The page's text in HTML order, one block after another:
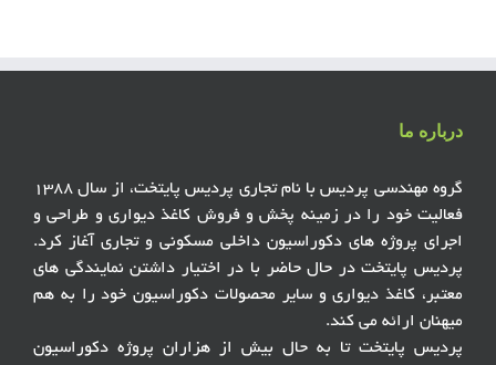
درباره ما
گروه مهندسی پردیس با نام تجاری پردیس پایتخت، از سال ۱۳۸۸
فعالیت خود را در زمینه پخش و فروش کاغذ دیواری و طراحی و
اجرای پروژه های دکوراسیون داخلی مسکونی و تجاری آغاز کرد.
پردیس پایتخت در حال حاضر با در اختیار داشتن نمایندگی های
معتبر، کاغذ دیواری و سایر محصولات دکوراسیون خود را به هم
میهنان ارائه می کند.
پردیس پایتخت تا به حال بیش از هزاران پروژه دکوراسیون